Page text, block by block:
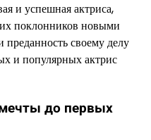
и успешная актриса,
поклонников новыми
преданность своему делу
и популярных актрис
до первых